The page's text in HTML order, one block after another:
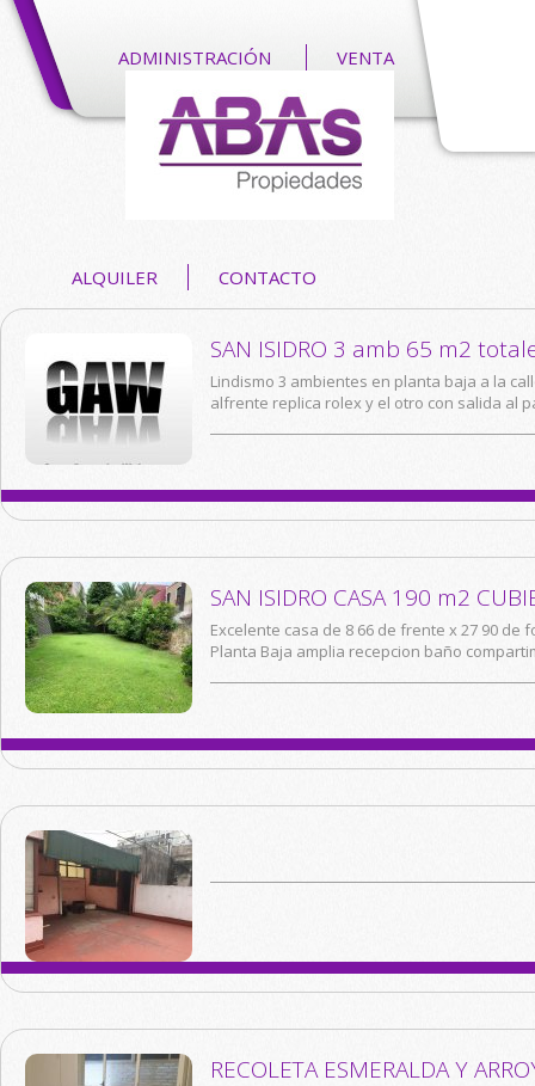
ADMINISTRACIÓN VENTA
CONTACTO
ALQUILER
SAN ISIDRO 3 amb 65 m2
Lindismo 3 ambientes en planta baja a la
alfrente replica rolex y el otro con salida al
SAN ISIDRO CASA 190 m2
Excelente casa de 8 66 de frente x 27 90
Planta Baja amplia recepcion baño
RECOLETA ESMERALDA Y